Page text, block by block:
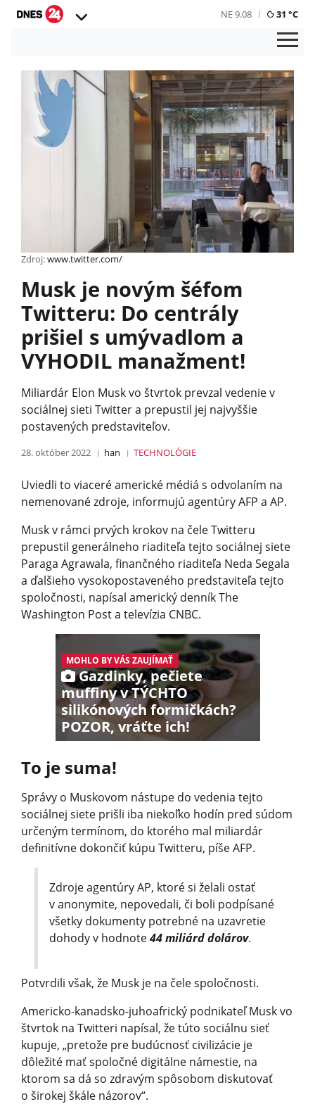
NE 9.08 31 °C
Zdroj:www.twitter.com/
Musk je novým šéfom
Twitteru: Do centrály
prišiel s umývadlom a
VYHODIL manažment!
Miliardár Elon Musk vo štvrtok prevzal vedenie v
sociálnej sieti Twitter a prepustil jej najvyššie
postavených predstaviteľov.
28. október 2022 han TECHNOLÓGIE
Uviedli to viaceré americké médiá s odvolaním na
nemenované zdroje, informujú agentúry AFP a AP.
Musk v rámci prvých krokov na čele Twitteru
prepustil generálneho riaditeľa tejto sociálnej siete
Paraga Agrawala, finančného riaditeľa Neda Segala
a ďalšieho vysokopostaveného predstaviteľa tejto
spoločnosti, napísal americký denník The
Washington Post a televízia CNBC.
MOHLO BY VÁS ZAUJÍMAŤ
Gazdinky, pečiete
muffiny v TÝCHTO
silikónových formičkách?
POZOR, vráťte ich!
To je suma!
Správy o Muskovom nástupe do vedenia tejto
sociálnej siete prišli iba niekoľko hodín pred súdom
určeným termínom, do ktorého mal miliardár
definitívne dokončiť kúpu Twitteru, píše AFP.
Zdroje agentúry AP, ktoré si želali ostať
v anonymite, nepovedali, či boli podpísané
všetky dokumenty potrebné na uzavretie
dohody v hodnote44 miliárd dolárov.
Potvrdili však, že Musk je na čele spoločnosti.
Americko-kanadsko-juhoafrický podnikateľ Musk vo
štvrtok na Twitteri napísal, že túto sociálnu sieť
kupuje, „pretože pre budúcnosť civilizácie je
dôležité mať spoločné digitálne námestie, na
ktorom sa dá so zdravým spôsobom diskutovať
o širokej škále názorov“.